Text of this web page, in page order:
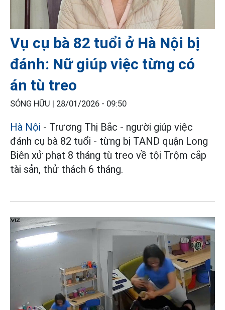
Vụ cụ bà 82 tuổi ở Hà Nội bị
đánh: Nữ giúp việc từng có
án tù treo
SÓNG HỮU | 28/01/2026 - 09:50
Hà Nội - Trương Thị Bắc - người giúp việc
đánh cụ bà 82 tuổi - từng bị TAND quận Long
Biên xử phạt 8 tháng tù treo về tội Trộm cắp
tài sản, thử thách 6 tháng.